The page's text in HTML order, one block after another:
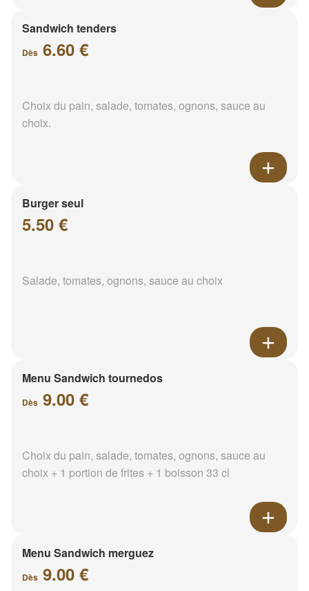
Sandwich tenders
Dès 6.60 €
Choix du pain, salade, tomates, ognons, sauce au
choix.
Burger seul
5.50 €
Salade, tomates, ognons, sauce au choix
Menu Sandwich tournedos
Dès 9.00 €
Choix du pain, salade, tomates, ognons, sauce au
choix + 1 portion de frites + 1 boisson 33 cl
Menu Sandwich merguez
Dès 9.00 €